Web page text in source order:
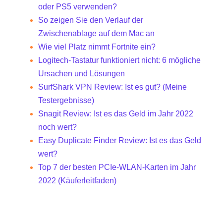
oder PS5 verwenden?
So zeigen Sie den Verlauf der
Zwischenablage auf dem Mac an
Wie viel Platz nimmt Fortnite ein?
Logitech-Tastatur funktioniert nicht: 6 mögliche
Ursachen und Lösungen
SurfShark VPN Review: Ist es gut? (Meine
Testergebnisse)
Snagit Review: Ist es das Geld im Jahr 2022
noch wert?
Easy Duplicate Finder Review: Ist es das Geld
wert?
Top 7 der besten PCIe-WLAN-Karten im Jahr
2022 (Käuferleitfaden)